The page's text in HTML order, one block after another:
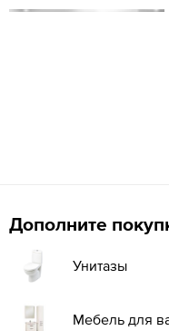
Дополните
Унитазы
Мебель для